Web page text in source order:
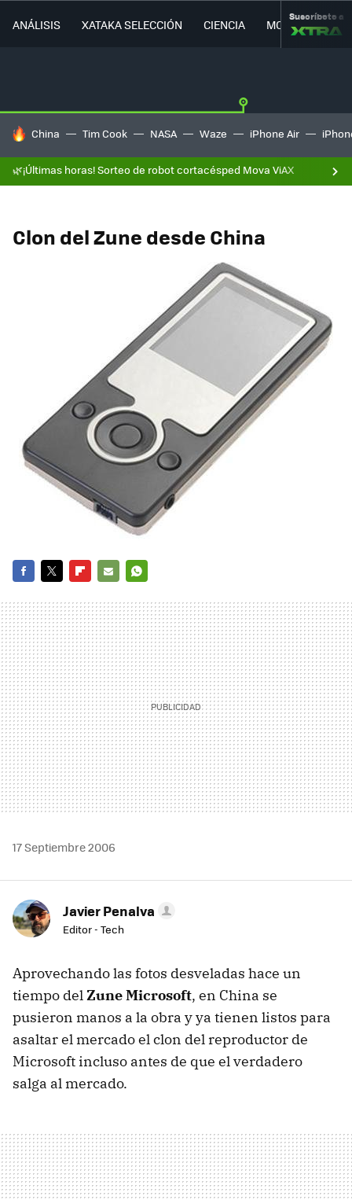
ANÁLISIS XATAKA SELECCIÓN CIENCIA MOVILIDAD
Suscríbete a
HOY SE HABLA DE
China Tim Cook NASA Waze iPhone Air
🌿¡Últimas horas! Sorteo de robot cortacésped Mova ViAX
Clon del Zune desde China
MAIL
17 Septiembre 2006
Javier Penalva
Editor - Tech
Aprovechando las fotos desveladas hace un
tiempo delZune Microsoft, en China se
pusieron manos a la obra y ya tienen listos para
asaltar el mercado el clon del reproductor de
Microsoft incluso antes de que el verdadero
salga al mercado.